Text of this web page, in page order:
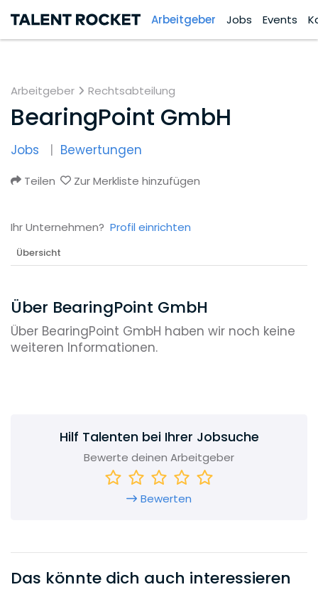
Arbeitgeber Jobs Events
Arbeitgeber Rechtsabteilung
BearingPoint GmbH
Jobs Bewertungen
Teilen Zur Merkliste hinzufügen
Ihr Unternehmen? Profil einrichten
Übersicht
Über BearingPoint GmbH
Über BearingPoint GmbH haben wir noch keine
weiteren Informationen.
Hilf Talenten bei Ihrer Jobsuche
Bewerte deinen Arbeitgeber
Bewerten
Das könnte dich auch interessieren